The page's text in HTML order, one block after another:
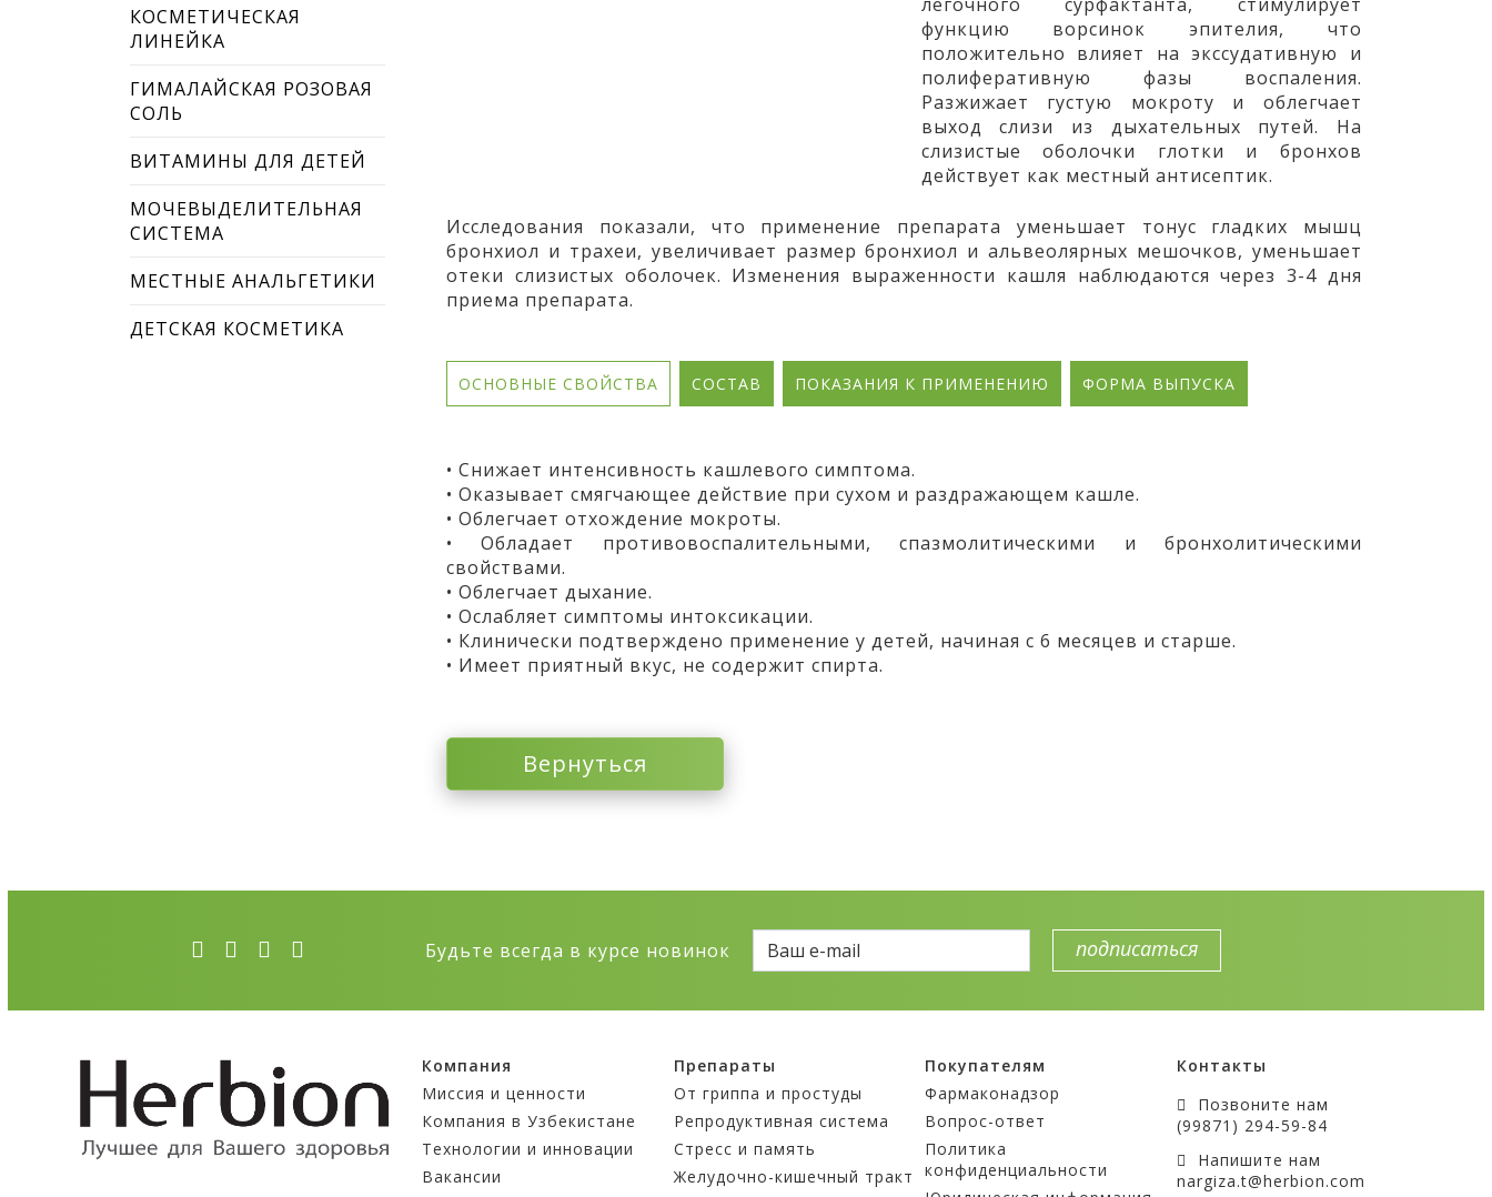
КОСМЕТИЧЕСКАЯ
ЛИНЕЙКА
ГИМАЛАЙСКАЯ РОЗОВАЯ
СОЛЬ
ВИТАМИНЫ ДЛЯ ДЕТЕЙ
МОЧЕВЫДЕЛИТЕЛЬНАЯ
СИСТЕМА
МЕСТНЫЕ АНАЛЬГЕТИКИ
ДЕТСКАЯ КОСМЕТИКА
функцию ворсинок эпителия, что
положительно влияет на экссудативную и
полиферативную фазы воспаления.
Разжижает густую мокроту и облегчает
выход слизи из дыхательных путей. На
слизистые оболочки глотки и бронхов
действует как местный антисептик.
Исследования показали, что применение препарата уменьшает тонус гладких мышц
бронхиол и трахеи, увеличивает размер бронхиол и альвеолярных мешочков, уменьшает
отеки слизистых оболочек. Изменения выраженности кашля наблюдаются через 3-4 дня
приема препарата.
ОСНОВНЫЕ СВОЙСТВА СОСТАВ ПОКАЗАНИЯ К ПРИМЕНЕНИЮ ФОРМА ВЫПУСКА
• Снижает интенсивность кашлевого симптома.
• Оказывает смягчающее действие при сухом и раздражающем кашле.
• Облегчает отхождение мокроты.
• Обладает противовоспалительными, спазмолитическими и бронхолитическими
свойствами.
• Облегчает дыхание.
• Ослабляет симптомы интоксикации.
• Клинически подтверждено применение у детей, начиная с 6 месяцев и старше.
• Имеет приятный вкус, не содержит спирта.
Вернуться
Будьте всегда в курсе новинок
Компания
Миссия и ценности
Компания в Узбекистане
Технологии и инновации
Вакансии
Препараты
От гриппа и простуды
Репродуктивная система
Стресс и память
Желудочно-кишечный тракт
Покупателям
Фармаконадзор
Вопрос-ответ
Политика
конфиденциальности
Контакты
Позвоните нам
(99871) 294-59-84
Напишите нам
nargiza.t@herbion.com